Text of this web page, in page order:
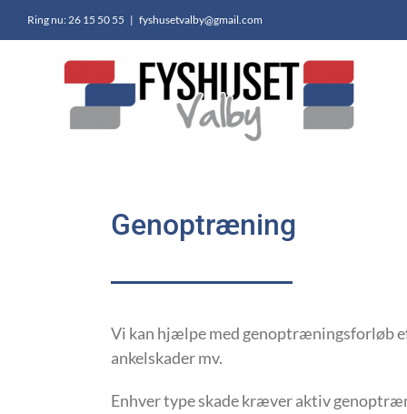
to
Ring nu: 26 15 50 55 | fyshusetvalby@gmail.com
Genoptræning
Vi kan hjælpe med genoptræningsforløb
ankelskader mv.
Enhver type skade kræver aktiv